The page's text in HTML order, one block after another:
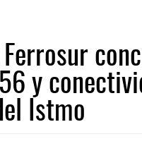
Ferrosur
y
Istmo